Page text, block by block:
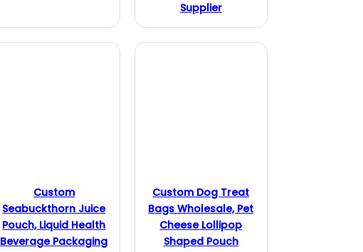
Supplier
Custom
Seabuckthorn Juice
Pouch, Liquid Health
Beverage Packaging
Custom Dog Treat
Bags Wholesale, Pet
Cheese Lollipop
Shaped Pouch